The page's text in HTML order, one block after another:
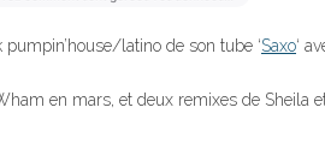
latino de son tube ‘Saxo‘
en mars, et deux remixes de Sheila